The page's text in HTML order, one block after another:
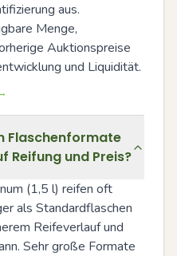
aus.
Menge,
Auktionspreise
und Liquidität.
Flaschenformate
Reifung und Preis?
(1,5 l) reifen oft
als Standardflaschen
Reifeverlauf und
Sehr große Formate